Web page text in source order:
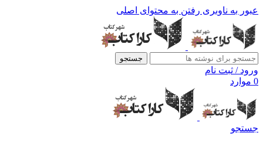
عبور به ناوبری رفتن به محتوای اصلی
جستجو
ورود / ثبت نام
0 موارد
جستجو